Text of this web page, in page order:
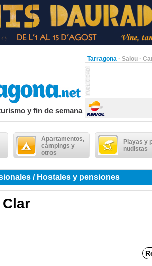
Tarragona · Salou ·
y fin de semana
Apartamentos,
cámpings y
otros
Playas y
nudistas
/ Hostales y pensiones